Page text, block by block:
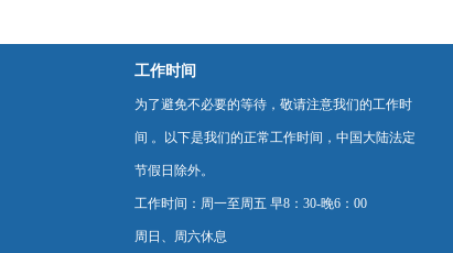
工作时间
为了避免不必要的等待，敬请注意我们的工作时
间 。以下是我们的正常工作时间，中国大陆法定
节假日除外。
工作时间：周一至周五 早8：30-晚6：00
周日、周六休息